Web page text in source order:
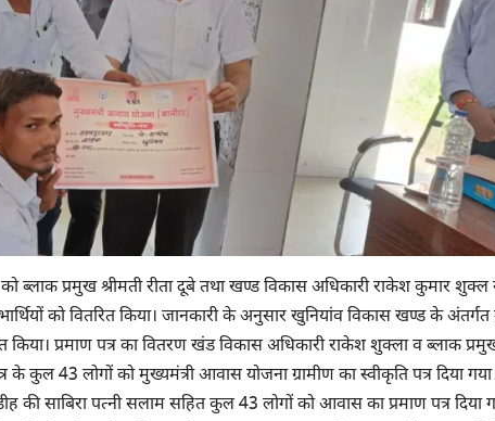
ब्लाक प्रमुख श्रीमती रीता दूबे तथा खण्ड विकास अधिकारी राकेश कुमार
को वितरित किया। जानकारी के अनुसार खुनियांव विकास खण्ड के
किया। प्रमाण पत्र का वितरण खंड विकास अधिकारी राकेश शुक्ला व ब्लाक प्रमुख
43 लोगों को मुख्यमंत्री आवास योजना ग्रामीण का स्वीकृति पत्र दिया
की साबिरा पत्नी सलाम सहित कुल 43 लोगों को आवास का प्रमाण पत्र